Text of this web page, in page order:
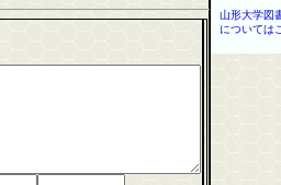
山形大学図
については